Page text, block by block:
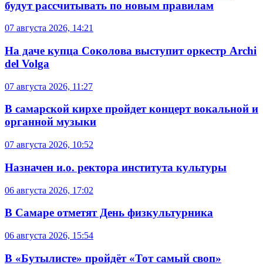
будут рассчитывать по новым правилам
07 августа 2026, 14:21
На даче купца Соколова выступит оркестр Archi
del Volga
07 августа 2026, 11:27
В самарской кирхе пройдет концерт вокальной и
органной музыки
07 августа 2026, 10:52
Назначен и.о. ректора института культуры
06 августа 2026, 17:02
В Самаре отметят День физкультурника
06 августа 2026, 15:54
В «Бутылисте» пройдёт «Тот самый своп»